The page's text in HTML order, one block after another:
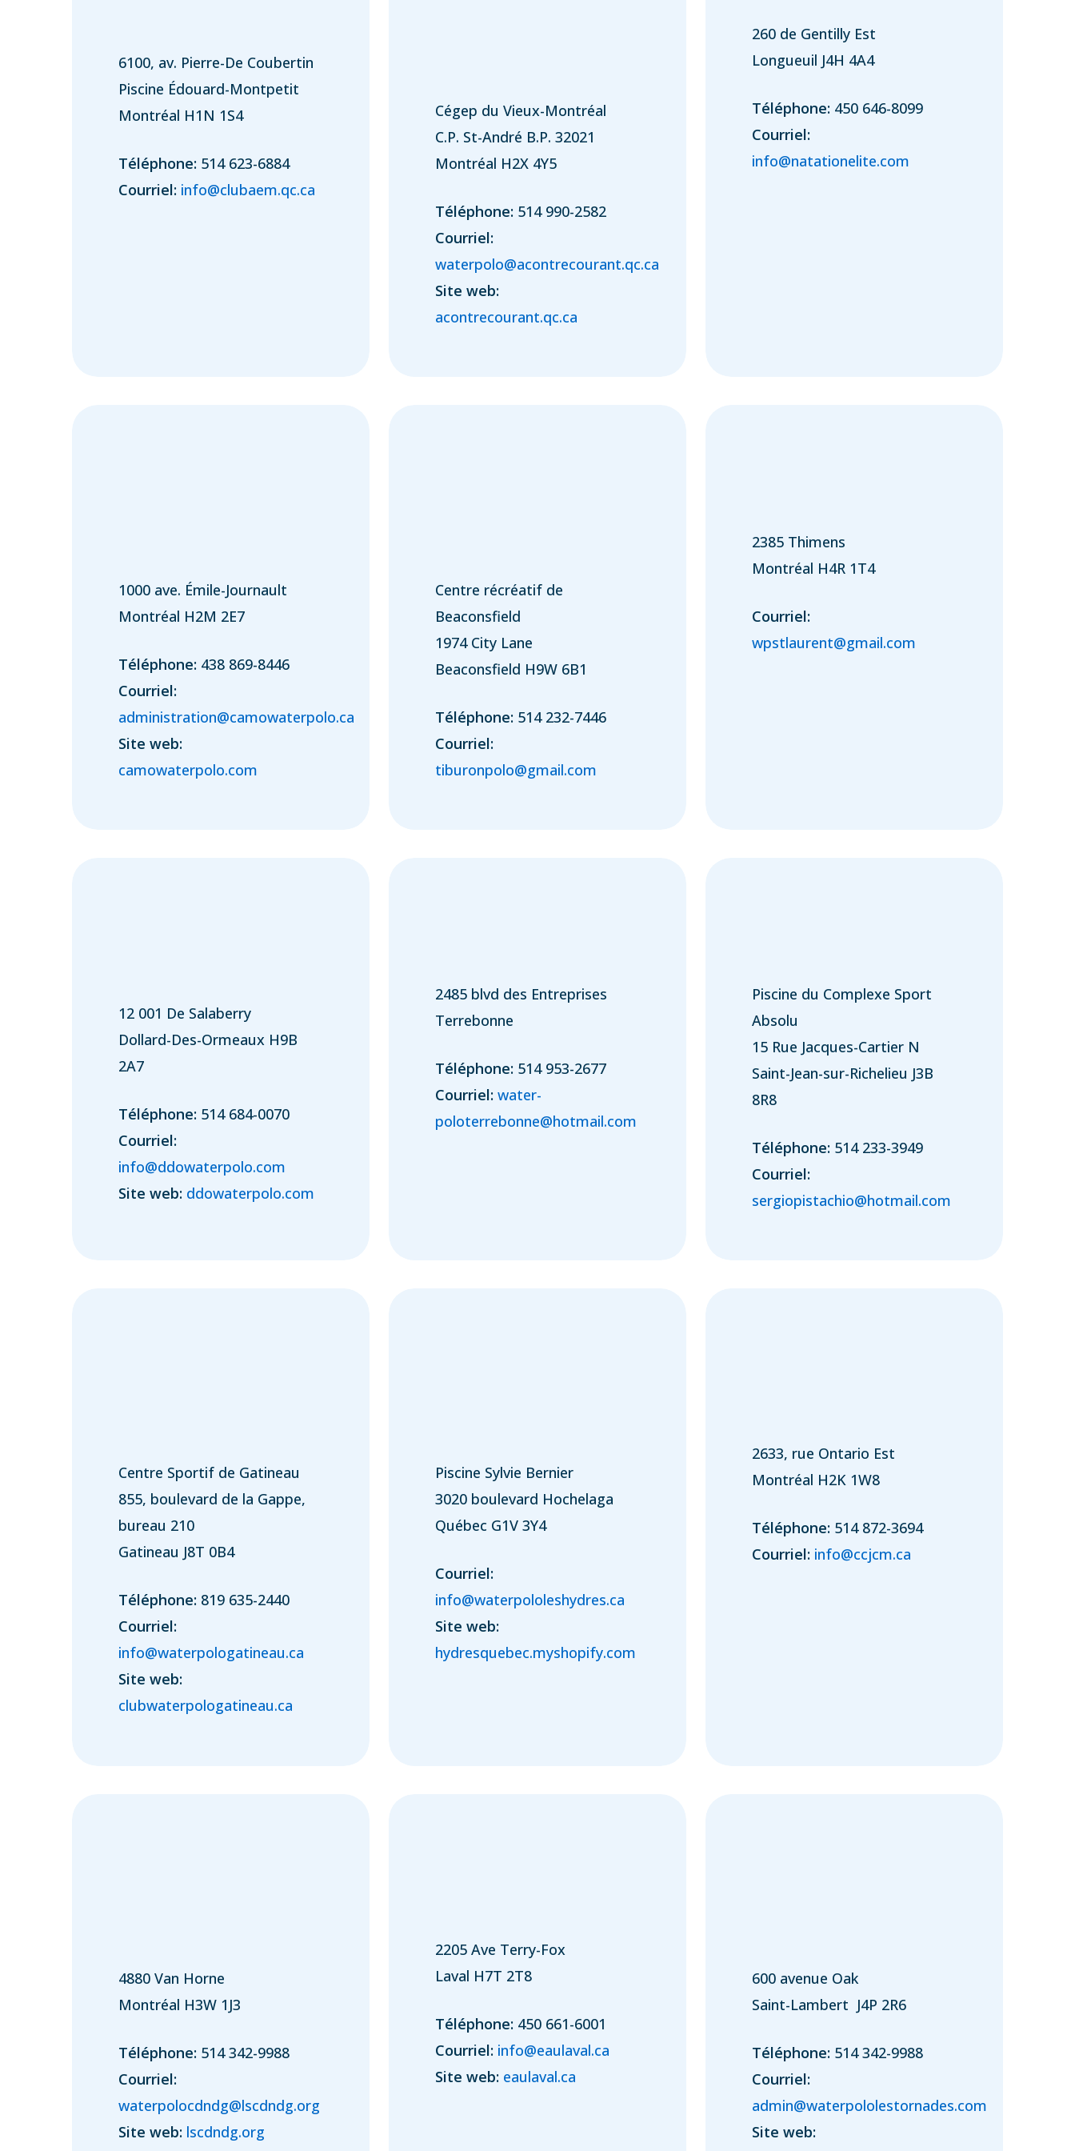
6100, av. Pierre-De Coubertin
Piscine Édouard-Montpetit
Montréal H1N 1S4
Téléphone: 514 623-6884
Courriel: info@clubaem.qc.ca
Cégep du Vieux-Montréal
C.P. St-André B.P. 32021
Montréal H2X 4Y5
Téléphone: 514 990-2582
Courriel:
waterpolo@acontrecourant.qc.ca
Site web:
acontrecourant.qc.ca
260 de Gentilly Est
Longueuil J4H 4A4
Téléphone: 450 646-8099
Courriel:
info@natationelite.com
1000 ave. Émile-Journault
Montréal H2M 2E7
Téléphone: 438 869-8446
Courriel:
administration@camowaterpolo.ca
Site web:
camowaterpolo.com
Centre récréatif de
Beaconsfield
1974 City Lane
Beaconsfield H9W 6B1
Téléphone: 514 232-7446
Courriel:
tiburonpolo@gmail.com
2385 Thimens
Montréal H4R 1T4
Courriel:
wpstlaurent@gmail.com
12 001 De Salaberry
Dollard-Des-Ormeaux H9B
2A7
Téléphone: 514 684-0070
Courriel:
info@ddowaterpolo.com
Site web: ddowaterpolo.com
2485 blvd des Entreprises
Terrebonne
Téléphone: 514 953-2677
Courriel: water-
poloterrebonne@hotmail.com
Piscine du Complexe Sport
Absolu
15 Rue Jacques-Cartier N
Saint-Jean-sur-Richelieu J3B
8R8
Téléphone: 514 233-3949
Courriel:
sergiopistachio@hotmail.com
Centre Sportif de Gatineau
855, boulevard de la Gappe,
bureau 210
Gatineau J8T 0B4
Téléphone: 819 635-2440
Courriel:
info@waterpologatineau.ca
Site web:
clubwaterpologatineau.ca
Piscine Sylvie Bernier
3020 boulevard Hochelaga
Québec G1V 3Y4
Courriel:
info@waterpololeshydres.ca
Site web:
hydresquebec.myshopify.com
2633, rue Ontario Est
Montréal H2K 1W8
Téléphone: 514 872-3694
Courriel: info@ccjcm.ca
4880 Van Horne
Montréal H3W 1J3
Téléphone: 514 342-9988
Courriel:
waterpolocdndg@lscdndg.org
Site web: lscdndg.org
2205 Ave Terry-Fox
Laval H7T 2T8
Téléphone: 450 661-6001
Courriel: info@eaulaval.ca
Site web: eaulaval.ca
600 avenue Oak
Saint-Lambert J4P 2R6
Téléphone: 514 342-9988
Courriel:
admin@waterpololestornades.com
Site web: